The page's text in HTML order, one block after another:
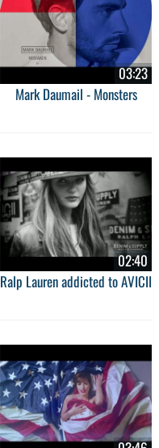
03:23
Mark Daumail - Monsters
02:40
Ralp Lauren addicted to AVICII